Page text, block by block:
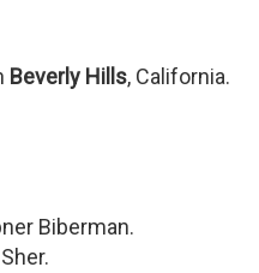
Beverly Hills, California.
Biberman.